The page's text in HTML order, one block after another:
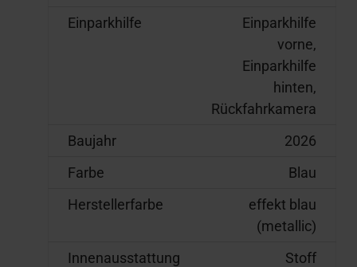
Einparkhilfe
Einparkhilfe
vorne,
Einparkhilfe
hinten,
Rückfahrkamera
Baujahr
2026
Farbe
Blau
Herstellerfarbe
effekt blau
(metallic)
Innenausstattung
Stoff